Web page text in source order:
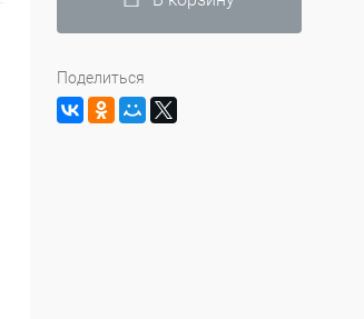
Поделиться